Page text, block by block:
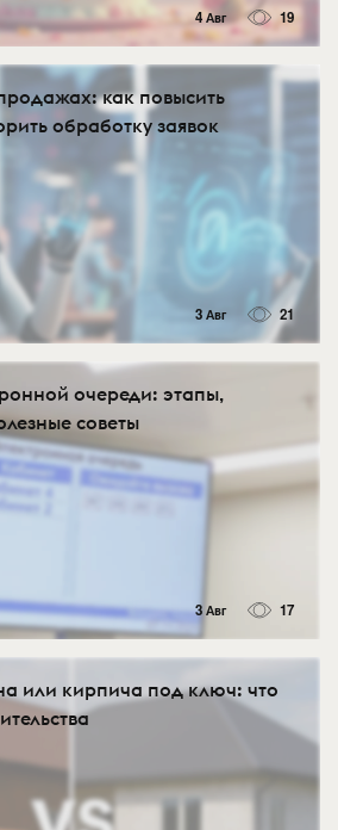
4 Авг 19
как повысить
обработку заявок
3 Авг 21
очереди: этапы,
советы
3 Авг 17
или кирпича под ключ: что